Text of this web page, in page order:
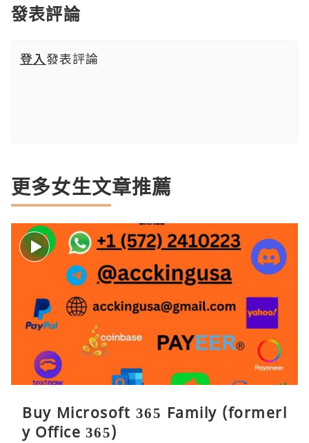
發表評論
登入發表評論
更多女生文章推薦
Buy Microsoft 365 Family (formerl
y Office 365)